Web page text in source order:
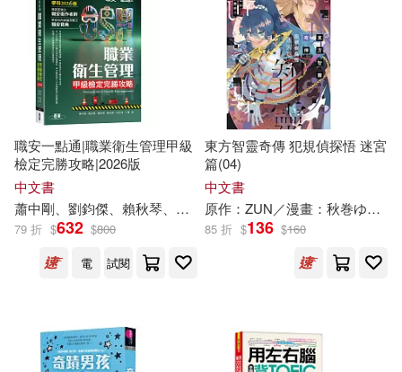
h.m.p(21)
朵琳‧芙秋(21) 林待秋(21)
椎名秋乃(21) 余湖裕輝(20)
嬉野秋彦(20) 秋山花緒(20)
蔡狄秋(20) 廣嶋玲子(19)
童書業(19)
KADOKAWA(65)
長江文藝出版社(64)
清華大學出版社(63)
中國人口出版社(62)
作家出版社(62)
黑潮文化(58) 時報出版(57)
現在可購買商品(4700)
作者/演唱/譯/編/繪(5300)
出版社(10)
價格
範圍
職安一點通|職業衛生管理甲級
檢定完勝攻略|2026版
中文書
蕭中剛、劉鈞傑、賴秋琴、鄭技師、徐英洲、江軍
79 折 $632 $800
電
試閱
東方智靈奇傳 犯規偵探悟 迷宮
篇(04)
中文書
原作：ZUN／漫畫： 秋巻ゆう
85 折 $136 $160